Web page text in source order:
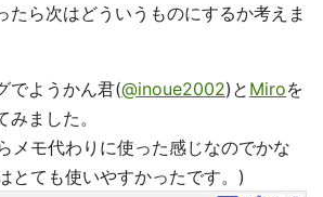
たら次はどういうものにするか考えま
でようかん君(@inoue2002)と Miroを
ました。
メモ代わりに使った感じなのでかな
とても使いやすかったです。)